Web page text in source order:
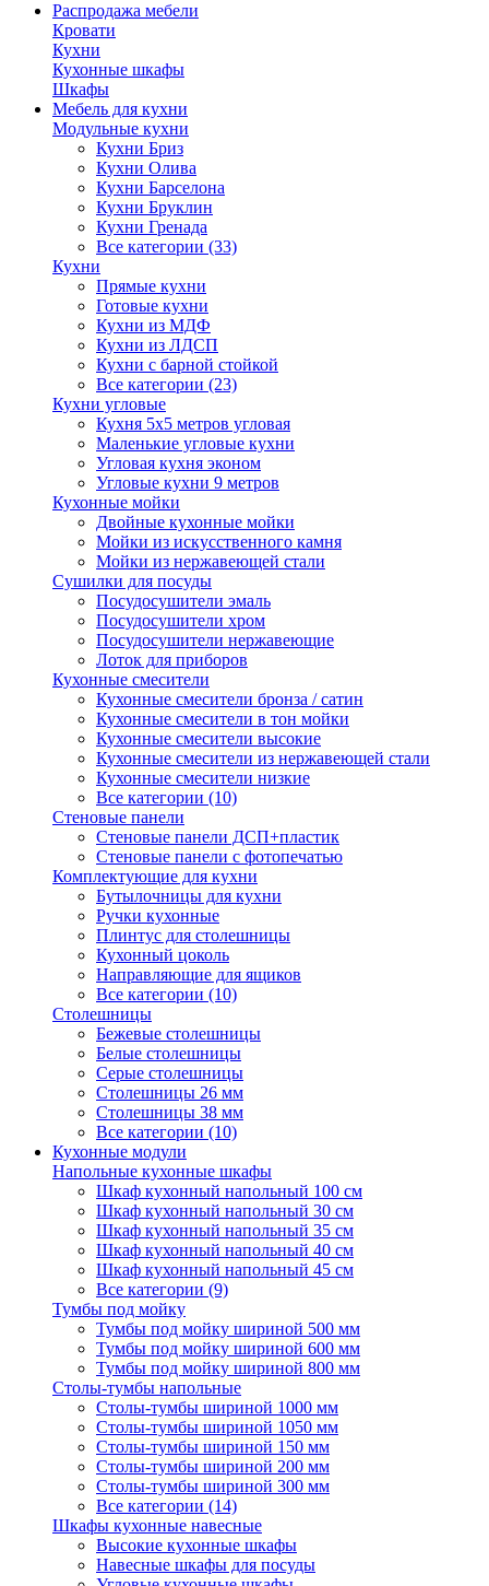
Распродажа мебели
Кровати
Кухни
Кухонные шкафы
Шкафы
Мебель для кухни
Модульные кухни
Кухни Бриз
Кухни Олива
Кухни Барселона
Кухни Бруклин
Кухни Гренада
Все категории (33)
Кухни
Прямые кухни
Готовые кухни
Кухни из МДФ
Кухни из ЛДСП
Кухни с барной стойкой
Все категории (23)
Кухни угловые
Кухня 5х5 метров угловая
Маленькие угловые кухни
Угловая кухня эконом
Угловые кухни 9 метров
Кухонные мойки
Двойные кухонные мойки
Мойки из искусственного камня
Мойки из нержавеющей стали
Сушилки для посуды
Посудосушители эмаль
Посудосушители хром
Посудосушители нержавеющие
Лоток для приборов
Кухонные смесители
Кухонные смесители бронза / сатин
Кухонные смесители в тон мойки
Кухонные смесители высокие
Кухонные смесители из нержавеющей стали
Кухонные смесители низкие
Все категории (10)
Стеновые панели
Стеновые панели ДСП+пластик
Стеновые панели с фотопечатью
Комплектующие для кухни
Бутылочницы для кухни
Ручки кухонные
Плинтус для столешницы
Кухонный цоколь
Направляющие для ящиков
Все категории (10)
Столешницы
Бежевые столешницы
Белые столешницы
Серые столешницы
Столешницы 26 мм
Столешницы 38 мм
Все категории (10)
Кухонные модули
Напольные кухонные шкафы
Шкаф кухонный напольный 100 см
Шкаф кухонный напольный 30 см
Шкаф кухонный напольный 35 см
Шкаф кухонный напольный 40 см
Шкаф кухонный напольный 45 см
Все категории (9)
Тумбы под мойку
Тумбы под мойку шириной 500 мм
Тумбы под мойку шириной 600 мм
Тумбы под мойку шириной 800 мм
Столы-тумбы напольные
Столы-тумбы шириной 1000 мм
Столы-тумбы шириной 1050 мм
Столы-тумбы шириной 150 мм
Столы-тумбы шириной 200 мм
Столы-тумбы шириной 300 мм
Все категории (14)
Шкафы кухонные навесные
Высокие кухонные шкафы
Навесные шкафы для посуды